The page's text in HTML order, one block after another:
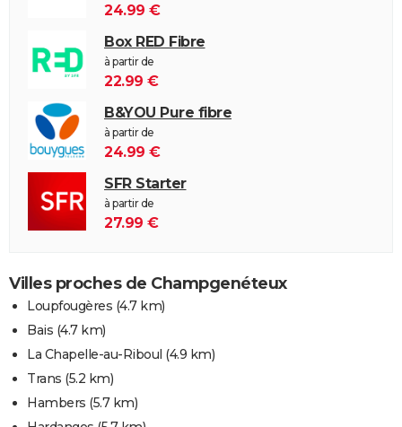
24.99 €
Box RED Fibre
à partir de
22.99 €
B&YOU Pure fibre
à partir de
24.99 €
SFR Starter
à partir de
27.99 €
Villes proches de Champgenéteux
Loupfougères (4.7 km)
Bais (4.7 km)
La Chapelle-au-Riboul (4.9 km)
Trans (5.2 km)
Hambers (5.7 km)